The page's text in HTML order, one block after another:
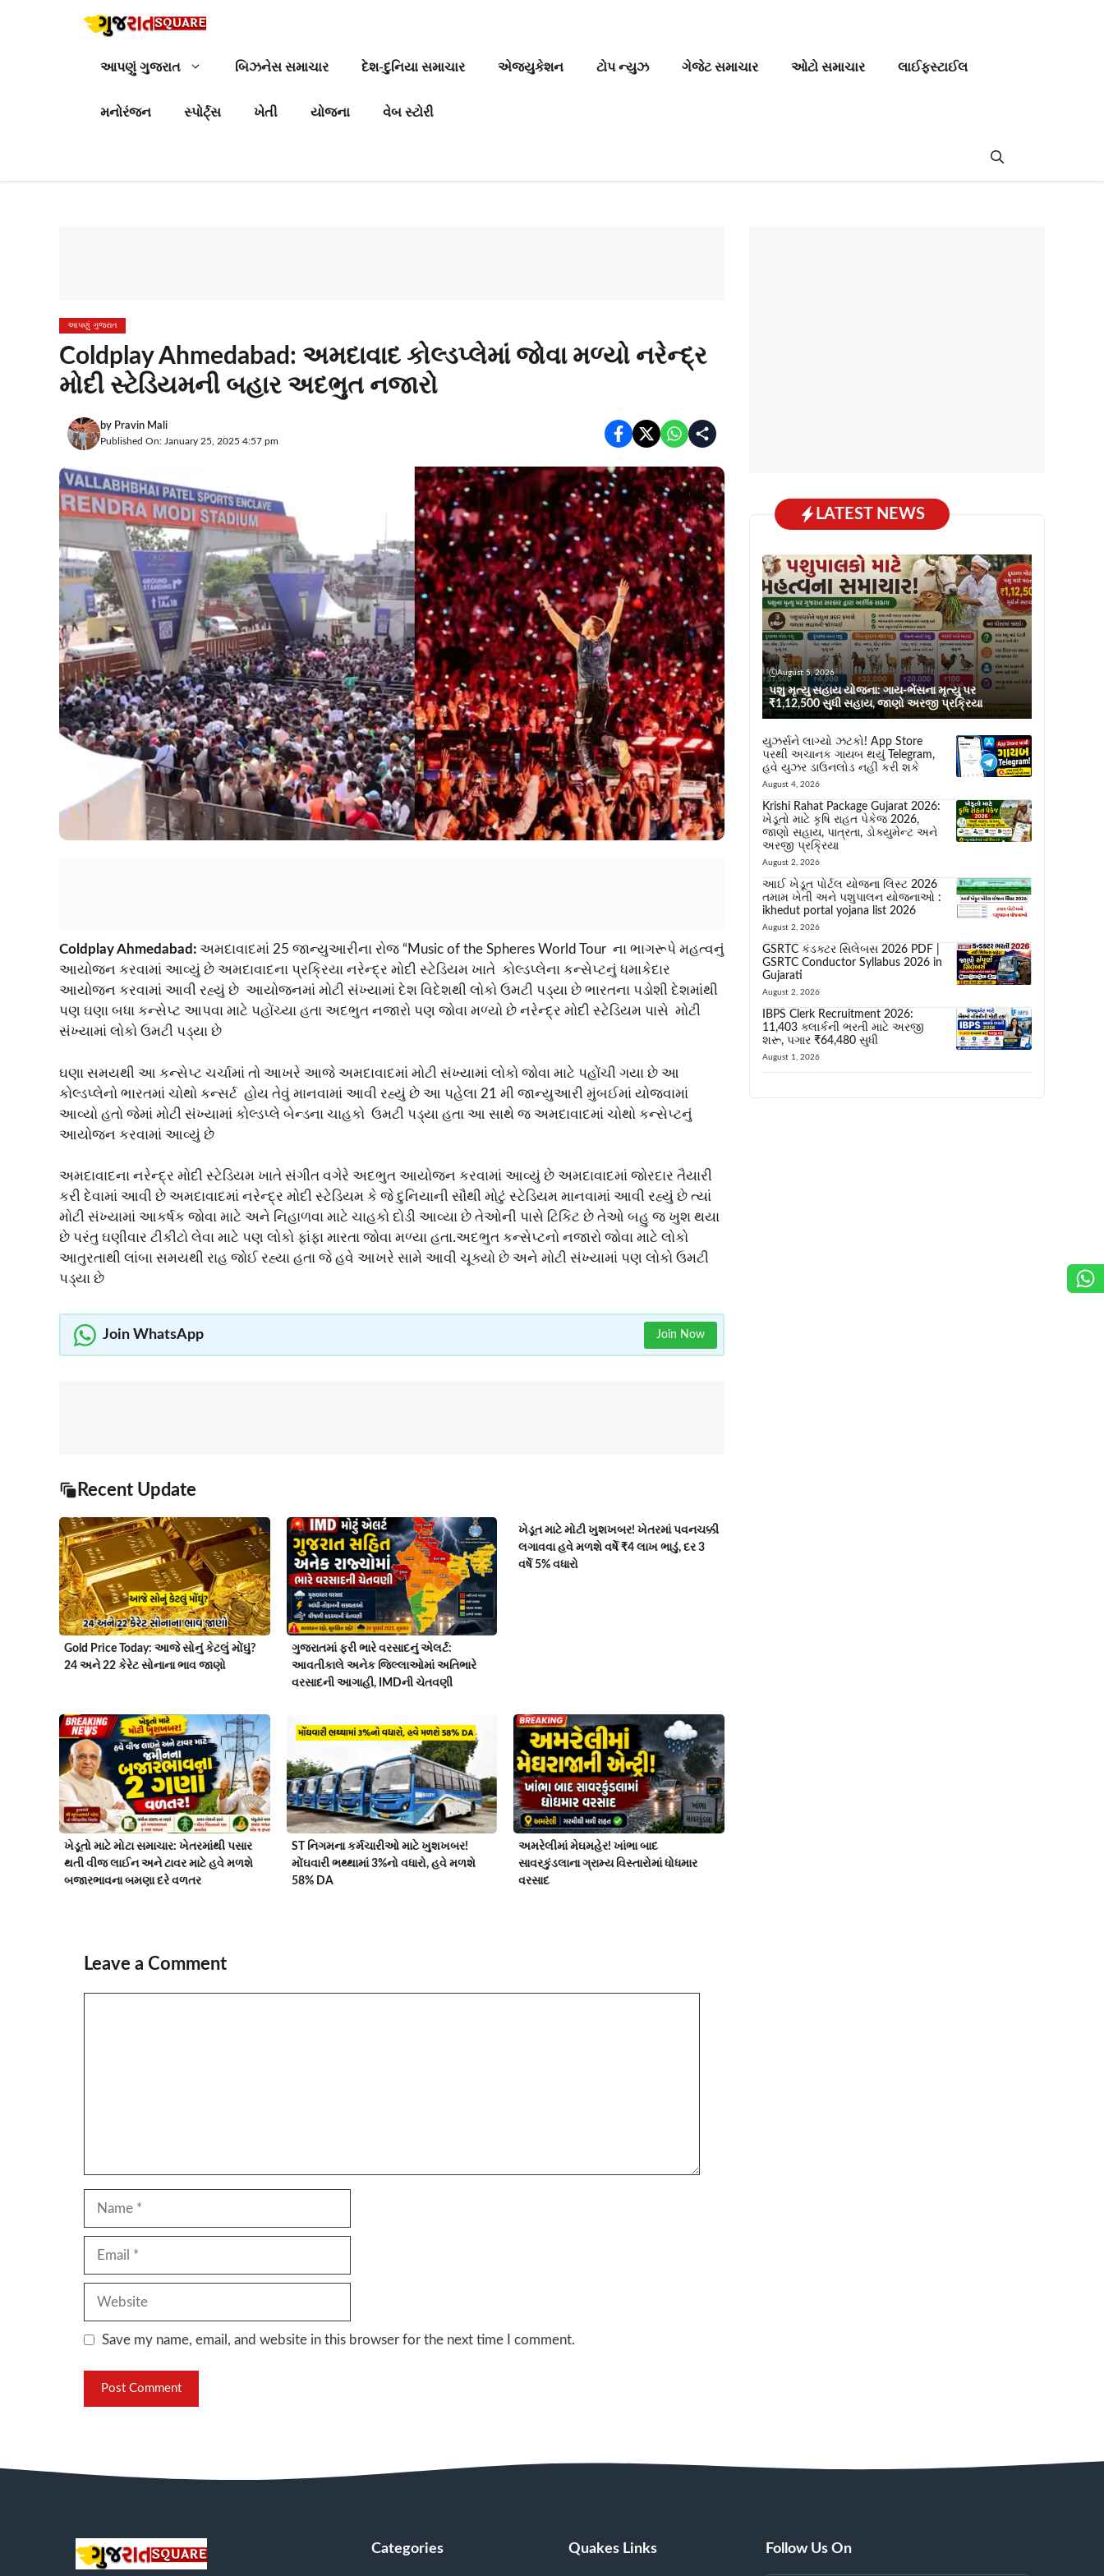
આપણું ગુજરાત બિઝનેસ સમાચાર દેશ-દુનિયા સમાચાર એજ્યુકેશન ટોપ ન્યુઝ ગેજેટ સમાચાર ઓટો સમાચાર લાઈફસ્ટાઈલ
મનોરંજન સ્પોર્ટ્સ ખેતી યોજના વેબ સ્ટોરી
આપણું ગુજરાત
Coldplay Ahmedabad: અમદાવાદ કોલ્ડપ્લેમાં જોવા મળ્યો નરેન્દ્ર
મોદી સ્ટેડિયમની બહાર અદભુત નજારો
by Pravin Mali
Published On: January 25, 2025 4:57 pm
Coldplay Ahmedabad: અમદાવાદમાં 25 જાન્યુઆરીના રોજ “Music of the Spheres World Tour ના ભાગરૂપે મહત્વનું
આયોજન કરવામાં આવ્યું છે અમદાવાદના પ્રક્રિયા નરેન્દ્ર મોદી સ્ટેડિયમ ખાતે કોલ્ડપ્લેના કન્સેપ્ટનું ધમાકેદાર
આયોજન કરવામાં આવી રહ્યું છે આયોજનમાં મોટી સંખ્યામાં દેશ વિદેશથી લોકો ઉમટી પડ્યા છે ભારતના પડોશી દેશમાંથી
પણ ઘણા બધા કન્સેપ્ટ આપવા માટે પહોંચ્યા હતા અદભુત નજારો પણ જોવા મળ્યો છે નરેન્દ્ર મોદી સ્ટેડિયમ પાસે મોટી
સંખ્યામાં લોકો ઉમટી પડ્યા છે
ઘણા સમયથી આ કન્સેપ્ટ ચર્ચામાં તો આખરે આજે અમદાવાદમાં મોટી સંખ્યામાં લોકો જોવા માટે પહોંચી ગયા છે આ
કોલ્ડપ્લેનો ભારતમાં ચોથો કન્સર્ટ હોય તેવું માનવામાં આવી રહ્યું છે આ પહેલા 21 મી જાન્યુઆરી મુંબઈમાં યોજવામાં
આવ્યો હતો જેમાં મોટી સંખ્યામાં કોલ્ડપ્લે બેન્ડના ચાહકો ઉમટી પડ્યા હતા આ સાથે જ અમદાવાદમાં ચોથો કન્સેપ્ટનું
આયોજન કરવામાં આવ્યું છે
અમદાવાદના નરેન્દ્ર મોદી સ્ટેડિયમ ખાતે સંગીત વગેરે અદભુત આયોજન કરવામાં આવ્યું છે અમદાવાદમાં જોરદાર તૈયારી
કરી દેવામાં આવી છે અમદાવાદમાં નરેન્દ્ર મોદી સ્ટેડિયમ કે જે દુનિયાની સૌથી મોટું સ્ટેડિયમ માનવામાં આવી રહ્યું છે ત્યાં
મોટી સંખ્યામાં આકર્ષક જોવા માટે અને નિહાળવા માટે ચાહકો દોડી આવ્યા છે તેઓની પાસે ટિકિટ છે તેઓ બહુ જ ખુશ થયા
છે પરંતુ ઘણીવાર ટીકીટો લેવા માટે પણ લોકો ફાંફા મારતા જોવા મળ્યા હતા.અદભુત કન્સેપ્ટનો નજારો જોવા માટે લોકો
આતુરતાથી લાંબા સમયથી રાહ જોઈ રહ્યા હતા જે હવે આખરે સામે આવી ચૂક્યો છે અને મોટી સંખ્યામાં પણ લોકો ઉમટી
પડ્યા છે
Join WhatsApp Join Now
Recent Update
Gold Price Today: આજે સોનું કેટલું મોંઘું?
24 અને 22 કેરેટ સોનાના ભાવ જાણો
ગુજરાતમાં ફરી ભારે વરસાદનું એલર્ટ:
આવતીકાલે અનેક જિલ્લાઓમાં અતિભારે
વરસાદની આગાહી, IMDની ચેતવણી
ખેડૂત માટે મોટી ખુશખબર! ખેતરમાં પવનચક્કી
લગાવવા હવે મળશે વર્ષે ₹4 લાખ ભાડું, દર 3
વર્ષે 5% વધારો
ખેડૂતો માટે મોટા સમાચાર: ખેતરમાંથી પસાર
થતી વીજ લાઈન અને ટાવર માટે હવે મળશે
બજારભાવના બમણા દરે વળતર
ST નિગમના કર્મચારીઓ માટે ખુશખબર!
મોંઘવારી ભથ્થામાં 3%નો વધારો, હવે મળશે
58% DA
અમરેલીમાં મેઘમહેર! ખાંભા બાદ
સાવરકુંડલાના ગ્રામ્ય વિસ્તારોમાં ધોધમાર
વરસાદ
Leave a Comment
Save my name, email, and website in this browser for the next time I comment.
LATEST NEWS
August 5, 2026
પશુ મૃત્યુ સહાય યોજના: ગાય-ભેંસના મૃત્યુ પર
₹1,12,500 સુધી સહાય, જાણો અરજી પ્રક્રિયા
યુઝર્સને લાગ્યો ઝટકો! App Store
પરથી અચાનક ગાયબ થયું Telegram,
હવે યુઝર ડાઉનલોડ નહીં કરી શકે
August 4, 2026
Krishi Rahat Package Gujarat 2026:
ખેડૂતો માટે કૃષિ રાહત પેકેજ 2026,
જાણો સહાય, પાત્રતા, ડોક્યુમેન્ટ અને
અરજી પ્રક્રિયા
August 2, 2026
આઈ ખેડૂત પોર્ટલ યોજના લિસ્ટ 2026
તમામ ખેતી અને પશુપાલન યોજનાઓ :
ikhedut portal yojana list 2026
August 2, 2026
GSRTC કંડક્ટર સિલેબસ 2026 PDF |
GSRTC Conductor Syllabus 2026 in
Gujarati
August 2, 2026
IBPS Clerk Recruitment 2026:
11,403 ક્લાર્કની ભરતી માટે અરજી
શરૂ, પગાર ₹64,480 સુધી
August 1, 2026
Categories Quakes Links Follow Us On